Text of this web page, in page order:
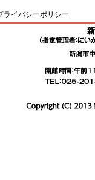
ライバシーポリシー